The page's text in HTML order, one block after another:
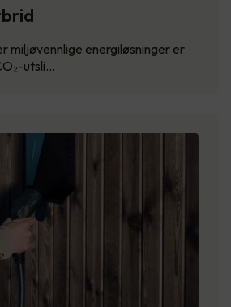
miljøvennlige energiløsninger er
utsli…